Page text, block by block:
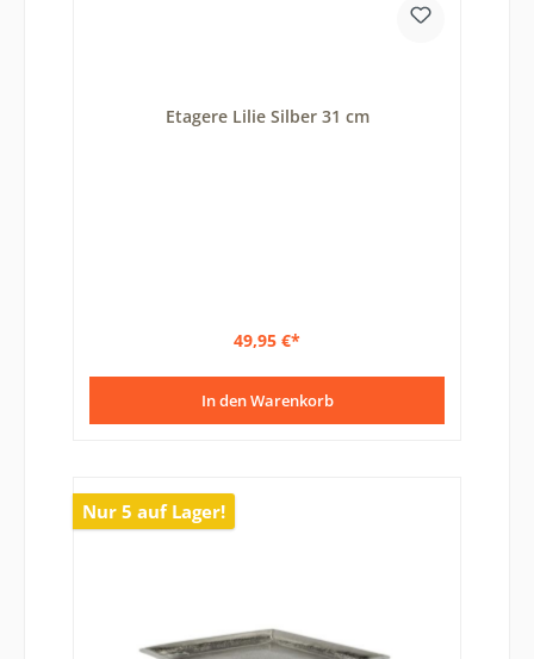
Etagere Lilie Silber 31 cm
49,95 €*
In den Warenkorb
Nur 5 auf Lager!